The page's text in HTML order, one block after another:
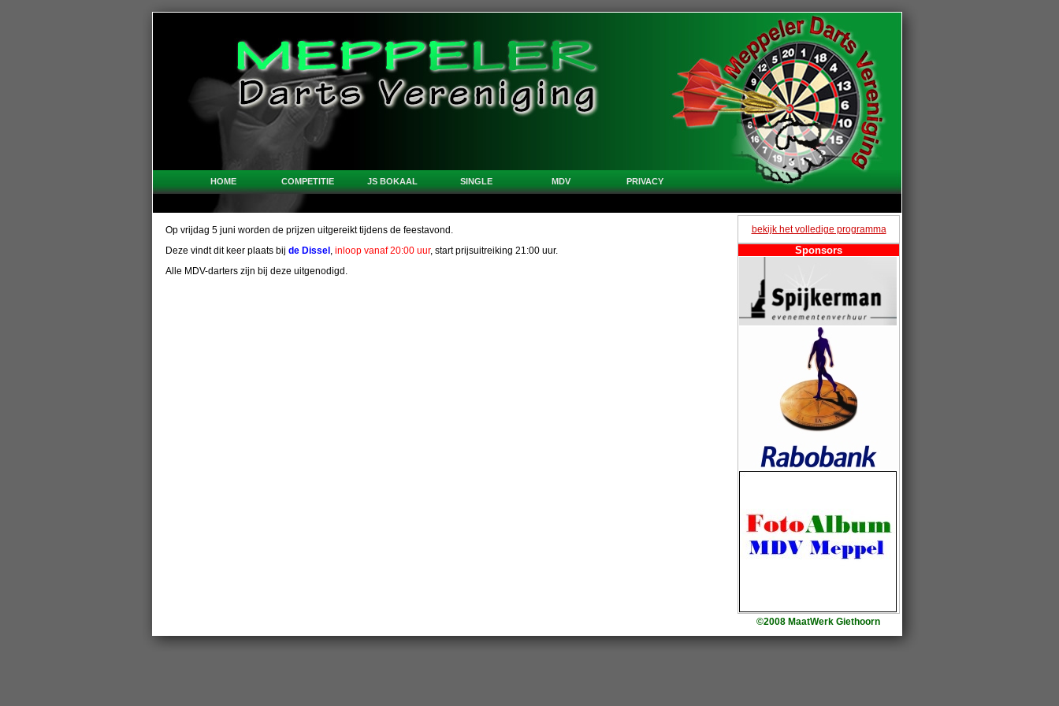
HOME COMPETITIE JS BOKAAL SINGLE MDV PRIVACY
Op vrijdag 5 juni worden de prijzen uitgereikt tijdens de feestavond.
Deze vindt dit keer plaats bij de Dissel , inloop vanaf 20:00 uur, start prijsuitreiking 21:00 uur.
Alle MDV-darters zijn bij deze uitgenodigd.
bekijk het volledige programma
Sponsors
©2008 MaatWerk Giethoorn